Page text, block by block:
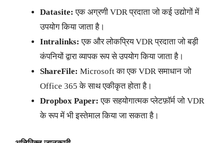
Datasite: एक अग्रणी VDR प्रदाता जो कई उद्योगों में
उपयोग किया जाता है।
Intralinks: एक और लोकप्रिय VDR प्रदाता जो बड़ी
कंपनियों द्वारा व्यापक रूप से उपयोग किया जाता है।
ShareFile: Microsoft का एक VDR समाधान जो
Office 365 के साथ एकीकृत होता है।
Dropbox Paper: एक सहयोगात्मक प्लेटफ़ॉर्म जो VDR
के रूप में भी इस्तेमाल किया जा सकता है।